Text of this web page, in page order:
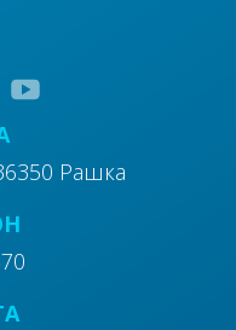
Рашка